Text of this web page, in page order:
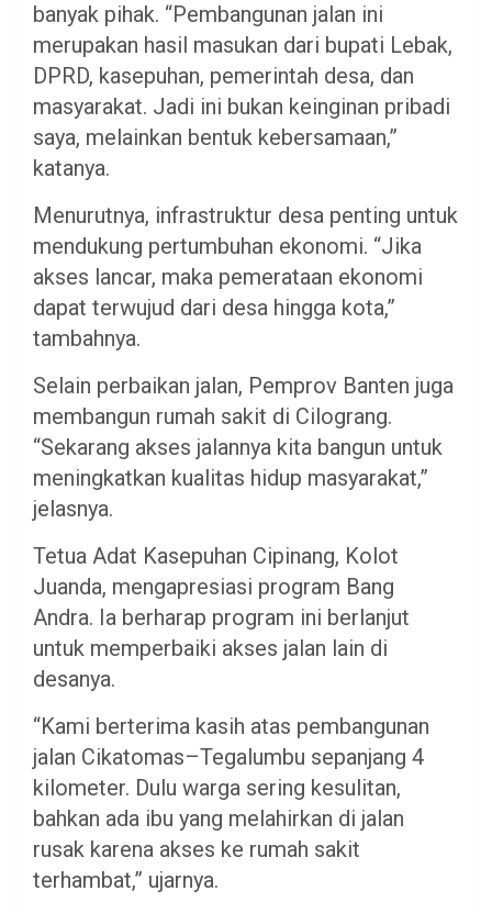
banyak pihak. “Pembangunan jalan ini
merupakan hasil masukan dari bupati Lebak,
DPRD, kasepuhan, pemerintah desa, dan
masyarakat. Jadi ini bukan keinginan pribadi
saya, melainkan bentuk kebersamaan,”
katanya.
Menurutnya, infrastruktur desa penting untuk
mendukung pertumbuhan ekonomi. “Jika
akses lancar, maka pemerataan ekonomi
dapat terwujud dari desa hingga kota,”
tambahnya.
Selain perbaikan jalan, Pemprov Banten juga
membangun rumah sakit di Cilograng.
“Sekarang akses jalannya kita bangun untuk
meningkatkan kualitas hidup masyarakat,”
jelasnya.
Tetua Adat Kasepuhan Cipinang, Kolot
Juanda, mengapresiasi program Bang
Andra. Ia berharap program ini berlanjut
untuk memperbaiki akses jalan lain di
desanya.
“Kami berterima kasih atas pembangunan
jalan Cikatomas–Tegalumbu sepanjang 4
kilometer. Dulu warga sering kesulitan,
bahkan ada ibu yang melahirkan di jalan
rusak karena akses ke rumah sakit
terhambat,” ujarnya.